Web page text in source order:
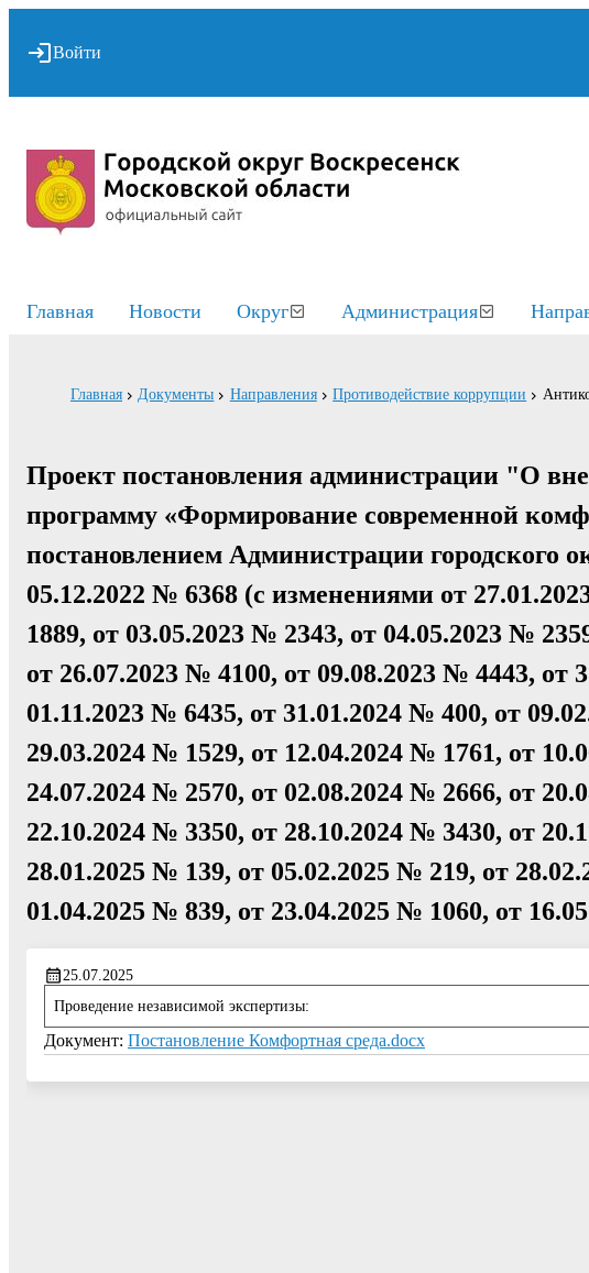
Войти
Главная Новости Округ Администрация
Главная Документы Направления Противодействие коррупции
Проект постановления администрации "О
программу «Формирование современной
постановлением Администрации городского
05.12.2022 № 6368 (с изменениями от
1889, от 03.05.2023 № 2343, от 04.05.2023 №
от 26.07.2023 № 4100, от 09.08.2023 № 4443, от
01.11.2023 № 6435, от 31.01.2024 № 400, от
29.03.2024 № 1529, от 12.04.2024 № 1761, от
24.07.2024 № 2570, от 02.08.2024 № 2666, от
22.10.2024 № 3350, от 28.10.2024 № 3430, от
28.01.2025 № 139, от 05.02.2025 № 219, от
01.04.2025 № 839, от 23.04.2025 № 1060, от
25.07.2025
Проведение независимой экспертизы:
Документ: Постановление Комфортная среда.docx